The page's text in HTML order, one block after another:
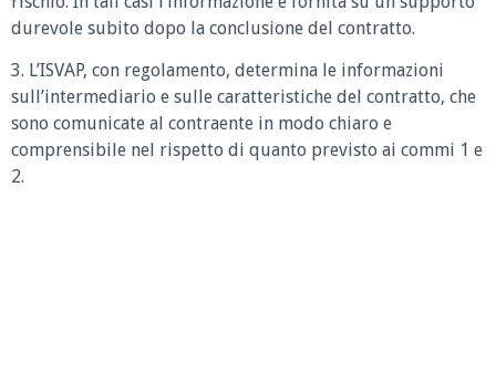
durevole subito dopo la conclusione del contratto.
3. L’ISVAP, con regolamento, determina le informazioni
sull’intermediario e sulle caratteristiche del contratto, che
sono comunicate al contraente in modo chiaro e
comprensibile nel rispetto di quanto previsto ai commi 1 e
2.